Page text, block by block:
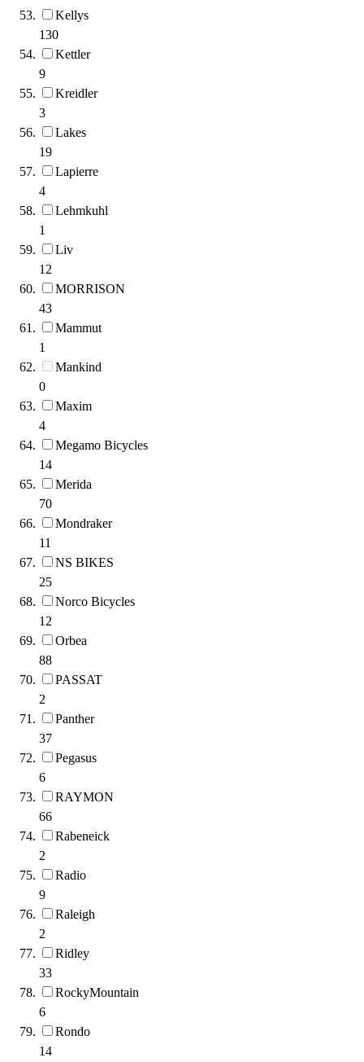
Kellys
130
Kettler
9
Kreidler
3
Lakes
19
Lapierre
4
Lehmkuhl
1
Liv
12
MORRISON
43
Mammut
1
Mankind
0
Maxim
4
Megamo Bicycles
14
Merida
70
Mondraker
11
NS BIKES
25
Norco Bicycles
12
Orbea
88
PASSAT
2
Panther
37
Pegasus
6
RAYMON
66
Rabeneick
2
Radio
9
Raleigh
2
Ridley
33
RockyMountain
6
Rondo
14